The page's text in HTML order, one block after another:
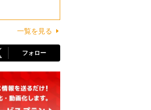
一覧を見る
フォロー